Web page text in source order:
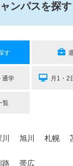
ンパスを探す
す
通学 月1・2
覧
旭川 札幌
路 帯広